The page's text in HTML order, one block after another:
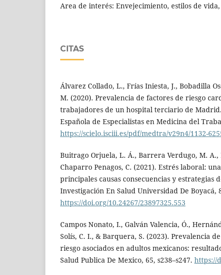
Area de interés: Envejecimiento, estilos de
CITAS
Álvarez Collado, L., Frías Iniesta, J., Bobadilla
M. (2020). Prevalencia de factores de riesgo
trabajadores de un hospital terciario de
Española de Especialistas en Medicina del
https://scielo.isciii.es/pdf/medtra/v29n4/1132-
Buitrago Orjuela, L. Á., Barrera Verdugo, M. A.,
Chaparro Penagos, C. (2021). Estrés laboral:
principales causas consecuencias y estrategias
Investigación En Salud Universidad De Boyacá,
https://doi.org/10.24267/23897325.553
Campos Nonato, I., Galván Valencia, Ó.,
Solís, C. I., & Barquera, S. (2023). Prevalencia
riesgo asociados en adultos mexicanos:
Salud Publica De Mexico, 65, s238–s247. https://